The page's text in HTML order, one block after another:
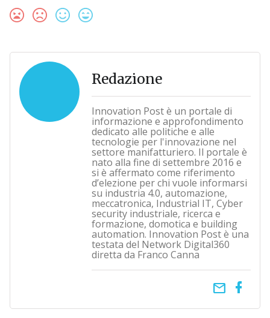
Redazione
Innovation Post è un portale di
informazione e approfondimento
dedicato alle politiche e alle
tecnologie per l'innovazione nel
settore manifatturiero. Il portale è
nato alla fine di settembre 2016 e
si è affermato come riferimento
d’elezione per chi vuole informarsi
su industria 4.0, automazione,
meccatronica, Industrial IT, Cyber
security industriale, ricerca e
formazione, domotica e building
automation. Innovation Post è una
testata del Network Digital360
diretta da Franco Canna
email